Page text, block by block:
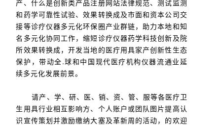
产、什么是创新类产品注册网站法律规范、测试监测
和药学可靠性试验、效果转换成及市面和资本公司交
接等诊疗仪器多元化环保圈产业群链，助力本地和知
名多元化协同工作，缩短诊疗仪器药学科技创新及院
所效果转换成，开发当地的医疔用具家产创新性生态
保护，带动全.球和中国现代医疗机构仪器流通业延
续多元化发展前景。
请产、学、研、医、销、资、管、服等各医疗卫
生用具行业相互影响方、个人账户或团队图片提高认
识宣传策划并激励缴纳大塞及革新周的活动，的欢迎